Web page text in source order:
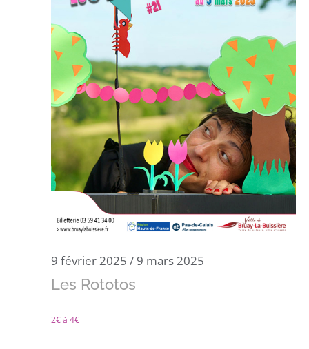
9 février 2025 / 9 mars 2025
Les Rototos
2€ à 4€